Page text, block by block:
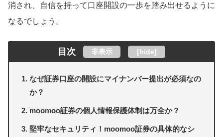
消され、自信を持って口座開設の一歩を踏み出せるように
なるでしょう。
目次 非表示 [hide]
なぜ証券口座の開設にマイナンバー提出が必須なの
か？
moomoo証券の個人情報保護体制は万全か？
堅牢なセキュリティ！moomoo証券の具体的なシ